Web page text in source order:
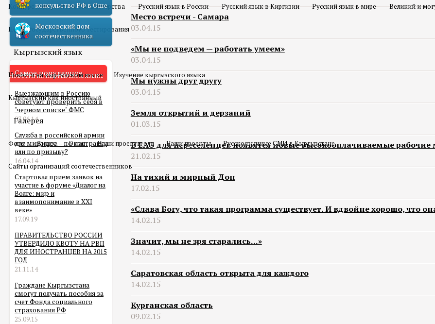
Конкурс педагогического мастерства Русский язык в России Русский язык в Киргизии Русский язык в мире Великий и
Центр государственного тестирования
Кыргызский язык
Новости на кыргызском языке Изучение кыргызского языка
Кыргызский как иностранный
Галерея
Фото Видео О нас Наши проекты олд Наши проекты Русскоязычные СМИ в Кыргызстане
Сайты организаций соотечественников
консульство РФ в Оше
Московский дом
соотечественника
Самое популярное
Выезжающим в Россию
советуют проверить себя в
"черном списке" ФМС
03.06.14
Служба в российской армии
для мигранта – по контракту
или по призыву?
16.04.14
Стартовал прием заявок на
участие в форуме «Диалог на
Волге: мир и
взаимопонимание в XXI
веке»
17.09.19
ПРАВИТЕЛЬСТВО РОССИИ
УТВЕРДИЛО КВОТУ НА РВП
ДЛЯ ИНОСТРАНЦЕВ НА 2015
ГОД
21.11.14
Граждане Кыргызстана
смогут получать пособия за
счет Фонда социального
страхования РФ
25.09.15
Место встречи - Самара
03.04.15
«Мы не подведем — работать умеем»
03.04.15
Мы нужны друг другу
03.04.15
Земля открытий и дерзаний
01.03.15
В ЕАО для переселенцев появятся новые высокооплачиваемые рабочие
21.02.15
На тихий и мирный Дон
17.02.15
«Слава Богу, что такая программа существует. И вдвойне хорошо, что
14.02.15
Значит, мы не зря старались...»
14.02.15
Саратовская область открыта для каждого
14.02.15
Курганская область
09.02.15